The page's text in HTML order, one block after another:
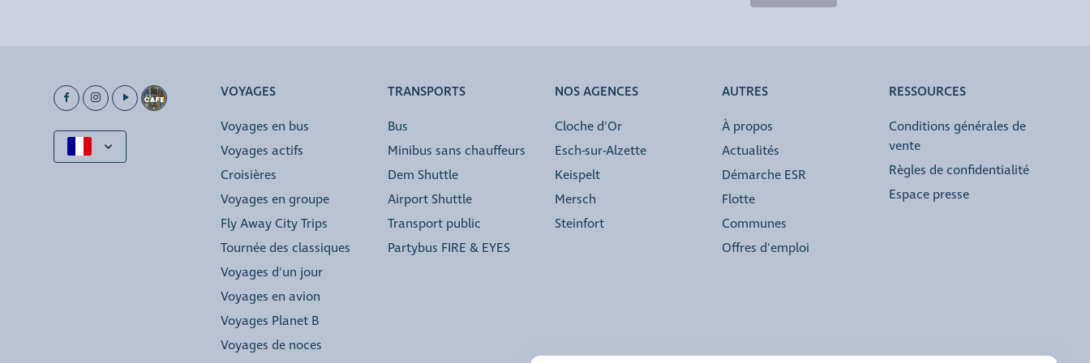
VOYAGES
Voyages en bus
Voyages actifs
Croisières
Voyages en groupe
Fly Away City Trips
Tournée des classiques
Voyages d'un jour
Voyages en avion
Voyages Planet B
Voyages de noces
TRANSPORTS
Bus
Minibus sans chauffeurs
Dem Shuttle
Airport Shuttle
Transport public
Partybus FIRE & EYES
NOS AGENCES
Cloche d'Or
Esch-sur-Alzette
Keispelt
Mersch
Steinfort
AUTRES
À propos
Actualités
Démarche ESR
Flotte
Communes
Offres d'emploi
RESSOURCES
Conditions générales de
vente
Règles de confidentialité
Espace presse